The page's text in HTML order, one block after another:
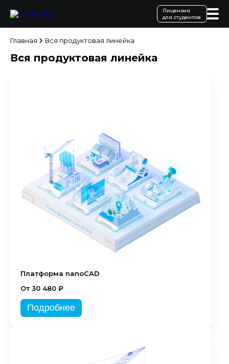
Лицензия
для студентов
Главная Вся продуктовая линейка
Вся продуктовая линейка
Платформа nanoCAD
От 30 480 ₽
Подробнее